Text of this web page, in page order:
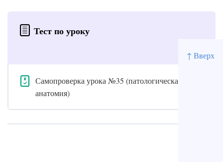
↑ Вверх
Тест по уроку
Самопроверка урока №35 (патологическая
анатомия)